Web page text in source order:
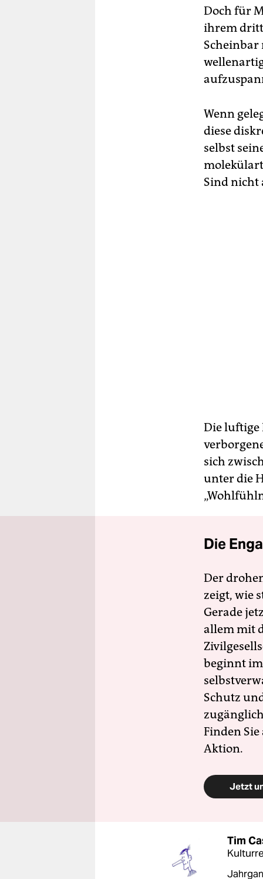
Doch für
ihrem
Scheinbar
Wenn
diese
selbst
Sind nicht
Die luftige
sich
unter die
Die
Der
zeigt, wie
Gerade
allem mit
beginnt
Schutz
Finden
Aktion.
Jetzt
Tim